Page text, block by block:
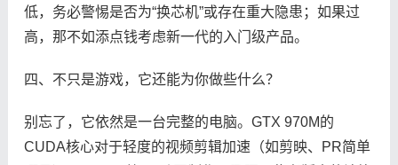
低，务必警惕是否为“换芯机”或存在重大隐患；如果过
高，那不如添点钱考虑新一代的入门级产品。
四、不只是游戏，它还能为你做些什么？
别忘了，它依然是一台完整的电脑。GTX 970M的
CUDA核心对于轻度的视频剪辑加速（如剪映、PR简单